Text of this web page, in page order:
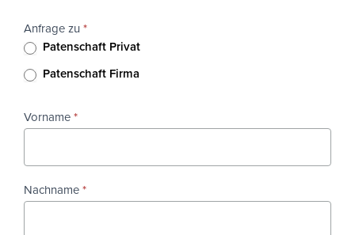
Bienenlieb
Anfrage
Anfrage zu *
Patenschaft Privat
Patenschaft Firma
Vorname *
Nachname *